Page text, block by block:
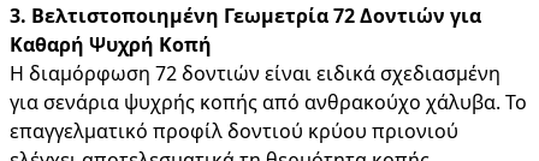
3. Βελτιστοποιημένη Γεωμετρία 72 Δοντιών για
Καθαρή Ψυχρή Κοπή
Η διαμόρφωση 72 δοντιών είναι ειδικά σχεδιασμένη
για σενάρια ψυχρής κοπής από ανθρακούχο χάλυβα. Το
επαγγελματικό προφίλ δοντιού κρύου πριονιού